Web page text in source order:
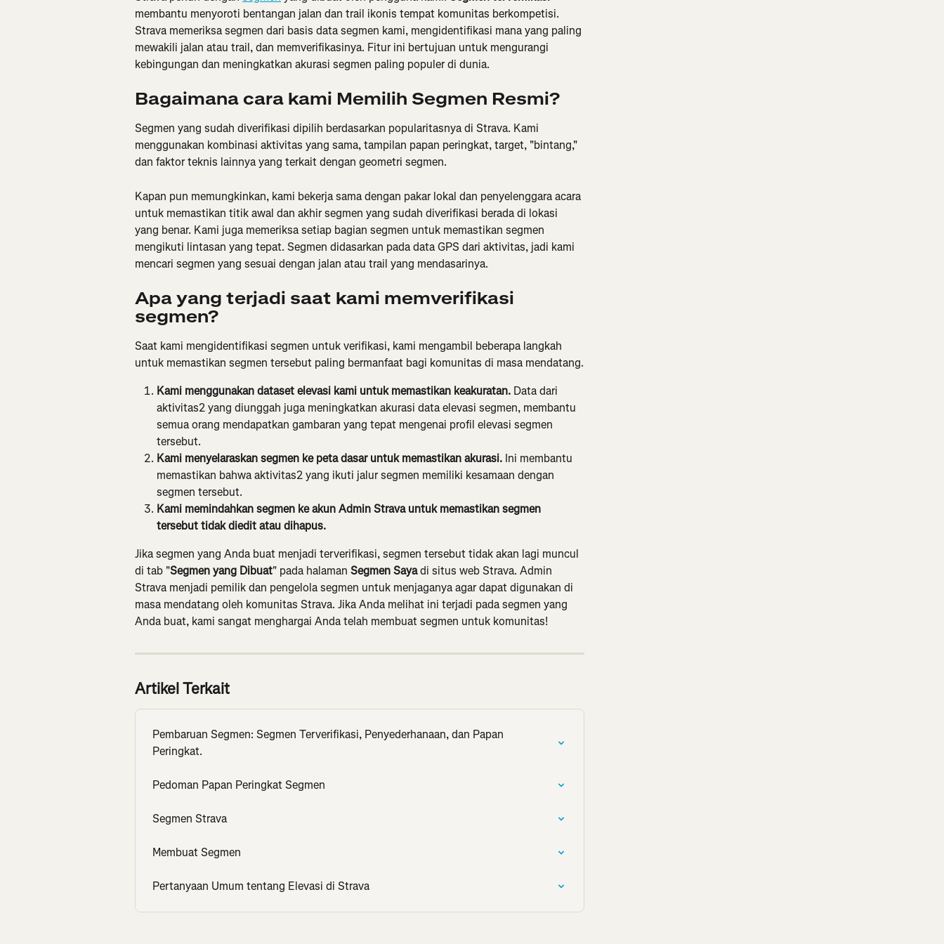
membantu menyoroti bentangan jalan dan trail ikonis tempat komunitas berkompetisi.
Strava memeriksa segmen dari basis data segmen kami, mengidentifikasi mana yang paling
mewakili jalan atau trail, dan memverifikasinya. Fitur ini bertujuan untuk mengurangi
kebingungan dan meningkatkan akurasi segmen paling populer di dunia.
Bagaimana cara kami Memilih Segmen Resmi?
Segmen yang sudah diverifikasi dipilih berdasarkan popularitasnya di Strava. Kami
menggunakan kombinasi aktivitas yang sama, tampilan papan peringkat, target, "bintang,"
dan faktor teknis lainnya yang terkait dengan geometri segmen.
Kapan pun memungkinkan, kami bekerja sama dengan pakar lokal dan penyelenggara acara
untuk memastikan titik awal dan akhir segmen yang sudah diverifikasi berada di lokasi
yang benar. Kami juga memeriksa setiap bagian segmen untuk memastikan segmen
mengikuti lintasan yang tepat. Segmen didasarkan pada data GPS dari aktivitas, jadi kami
mencari segmen yang sesuai dengan jalan atau trail yang mendasarinya.
Apa yang terjadi saat kami memverifikasi
segmen?
Saat kami mengidentifikasi segmen untuk verifikasi, kami mengambil beberapa langkah
untuk memastikan segmen tersebut paling bermanfaat bagi komunitas di masa mendatang.
Kami menggunakan dataset elevasi kami untuk memastikan keakuratan. Data dari
aktivitas2 yang diunggah juga meningkatkan akurasi data elevasi segmen, membantu
semua orang mendapatkan gambaran yang tepat mengenai profil elevasi segmen
tersebut.
Kami menyelaraskan segmen ke peta dasar untuk memastikan akurasi. Ini membantu
memastikan bahwa aktivitas2 yang ikuti jalur segmen memiliki kesamaan dengan
segmen tersebut.
Kami memindahkan segmen ke akun Admin Strava untuk memastikan segmen
tersebut tidak diedit atau dihapus.
Jika segmen yang Anda buat menjadi terverifikasi, segmen tersebut tidak akan lagi muncul
di tab "Segmen yang Dibuat" pada halaman Segmen Saya di situs web Strava. Admin
Strava menjadi pemilik dan pengelola segmen untuk menjaganya agar dapat digunakan di
masa mendatang oleh komunitas Strava. Jika Anda melihat ini terjadi pada segmen yang
Anda buat, kami sangat menghargai Anda telah membuat segmen untuk komunitas!
Artikel Terkait
Pembaruan Segmen: Segmen Terverifikasi, Penyederhanaan, dan Papan
Peringkat.
Pedoman Papan Peringkat Segmen
Segmen Strava
Membuat Segmen
Pertanyaan Umum tentang Elevasi di Strava